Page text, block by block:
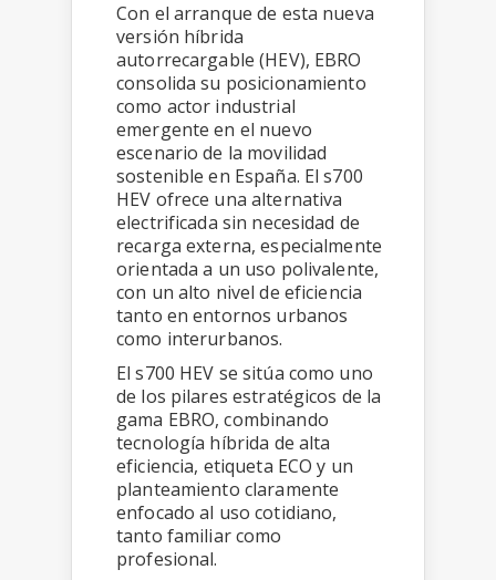
Con el arranque de esta nueva
versión híbrida
autorrecargable (HEV), EBRO
consolida su posicionamiento
como actor industrial
emergente en el nuevo
escenario de la movilidad
sostenible en España. El s700
HEV ofrece una alternativa
electrificada sin necesidad de
recarga externa, especialmente
orientada a un uso polivalente,
con un alto nivel de eficiencia
tanto en entornos urbanos
como interurbanos.
El s700 HEV se sitúa como uno
de los pilares estratégicos de la
gama EBRO, combinando
tecnología híbrida de alta
eficiencia, etiqueta ECO y un
planteamiento claramente
enfocado al uso cotidiano,
tanto familiar como
profesional.